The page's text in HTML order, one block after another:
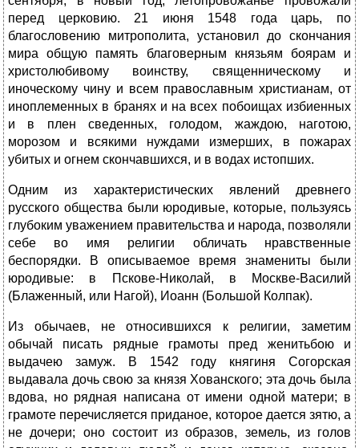
перед церковию. 21 июня 1548 года царь, по
благословению митрополита, установил до скончания
мира общую память благоверным князьям боярам и
христолюбивому воинству, священническому и
иноческому чину и всем православным христианам, от
иноплеменных в бранях и на всех побоищах избиенных
и в плен сведенных, голодом, жаждою, наготою,
морозом и всякими нуждами измерших, в пожарах
убитых и огнем скончавшихся, и в водах истопших.
Одним из характеристических явлений древнего
русского общества были юродивые, которые, пользуясь
глубоким уважением правительства и народа, позволяли
себе во имя религии обличать нравственные
беспорядки. В описываемое время знамениты были
юродивые: в Пскове-Николай, в Москве-Василий
(Блаженный, или Нагой), Иоанн (Большой Колпак).
Из обычаев, не относившихся к религии, заметим
обычай писать рядные грамоты пред женитьбою и
выдачею замуж. В 1542 году княгиня Согорская
выдавала дочь свою за князя Хованского; эта дочь была
вдова, но рядная написана от имени одной матери; в
грамоте перечисляется приданое, которое дается зятю, а
не дочери; оно состоит из образов, земель, из голов